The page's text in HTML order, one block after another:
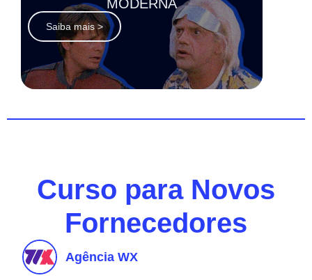
MODERNA
Saiba mais >
Curso para Novos
Fornecedores
Agência WX